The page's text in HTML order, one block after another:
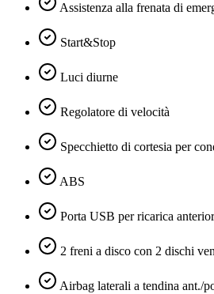
Assistenza alla frenata di
Start&Stop
Luci diurne
Regolatore di velocità
Specchietto di cortesia per
ABS
Porta USB per ricarica
2 freni a disco con 2 dischi
Airbag laterali a tendina ant./